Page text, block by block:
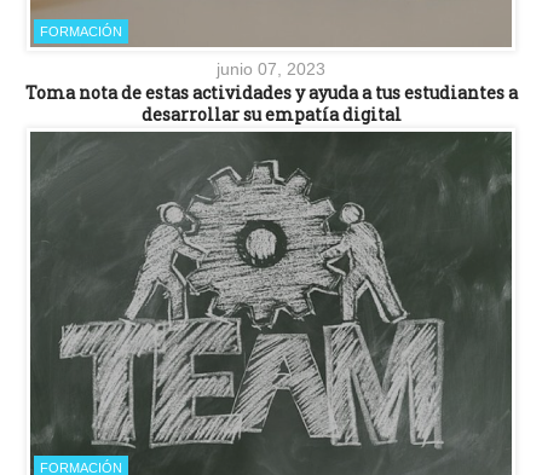
FORMACIÓN
junio 07, 2023
Toma nota de estas actividades y ayuda a tus estudiantes a
desarrollar su empatía digital
FORMACIÓN